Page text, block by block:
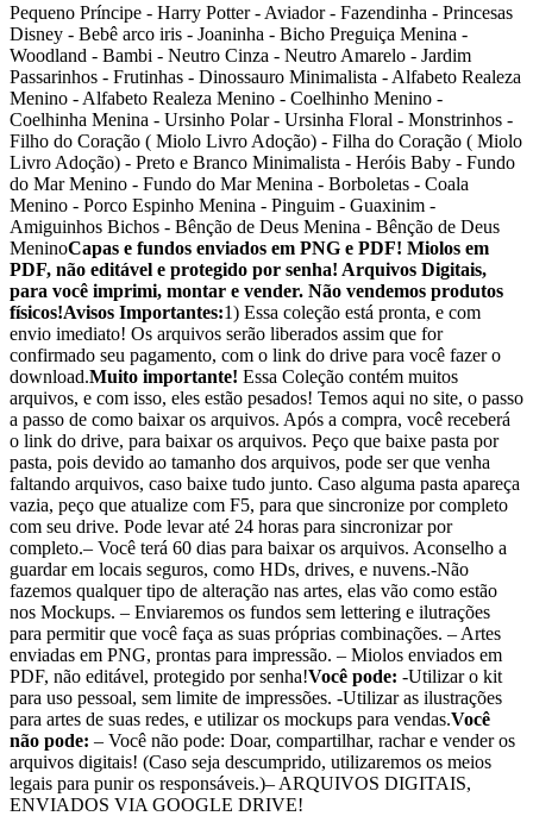
Pequeno Príncipe - Harry Potter - Aviador - Fazendinha - Princesas
Disney - Bebê arco iris - Joaninha - Bicho Preguiça Menina -
Woodland - Bambi - Neutro Cinza - Neutro Amarelo - Jardim
Passarinhos - Frutinhas - Dinossauro Minimalista - Alfabeto Realeza
Menino - Alfabeto Realeza Menino - Coelhinho Menino -
Coelhinha Menina - Ursinho Polar - Ursinha Floral - Monstrinhos -
Filho do Coração ( Miolo Livro Adoção) - Filha do Coração ( Miolo
Livro Adoção) - Preto e Branco Minimalista - Heróis Baby - Fundo
do Mar Menino - Fundo do Mar Menina - Borboletas - Coala
Menino - Porco Espinho Menina - Pinguim - Guaxinim -
Amiguinhos Bichos - Bênção de Deus Menina - Bênção de Deus
MeninoCapas e fundos enviados em PNG e PDF! Miolos em
PDF, não editável e protegido por senha! Arquivos Digitais,
para você imprimi, montar e vender. Não vendemos produtos
físicos!Avisos Importantes:1) Essa coleção está pronta, e com
envio imediato! Os arquivos serão liberados assim que for
confirmado seu pagamento, com o link do drive para você fazer o
download.Muito importante! Essa Coleção contém muitos
arquivos, e com isso, eles estão pesados! Temos aqui no site, o passo
a passo de como baixar os arquivos. Após a compra, você receberá
o link do drive, para baixar os arquivos. Peço que baixe pasta por
pasta, pois devido ao tamanho dos arquivos, pode ser que venha
faltando arquivos, caso baixe tudo junto. Caso alguma pasta apareça
vazia, peço que atualize com F5, para que sincronize por completo
com seu drive. Pode levar até 24 horas para sincronizar por
completo.– Você terá 60 dias para baixar os arquivos. Aconselho a
guardar em locais seguros, como HDs, drives, e nuvens.-Não
fazemos qualquer tipo de alteração nas artes, elas vão como estão
nos Mockups. – Enviaremos os fundos sem lettering e ilutrações
para permitir que você faça as suas próprias combinações. – Artes
enviadas em PNG, prontas para impressão. – Miolos enviados em
PDF, não editável, protegido por senha!Você pode: -Utilizar o kit
para uso pessoal, sem limite de impressões. -Utilizar as ilustrações
para artes de suas redes, e utilizar os mockups para vendas.Você
não pode: – Você não pode: Doar, compartilhar, rachar e vender os
arquivos digitais! (Caso seja descumprido, utilizaremos os meios
legais para punir os responsáveis.)– ARQUIVOS DIGITAIS,
ENVIADOS VIA GOOGLE DRIVE!